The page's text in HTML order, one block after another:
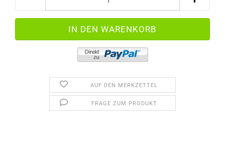
AUF DEN MERKZETTEL
FRAGE ZUM PRODUKT